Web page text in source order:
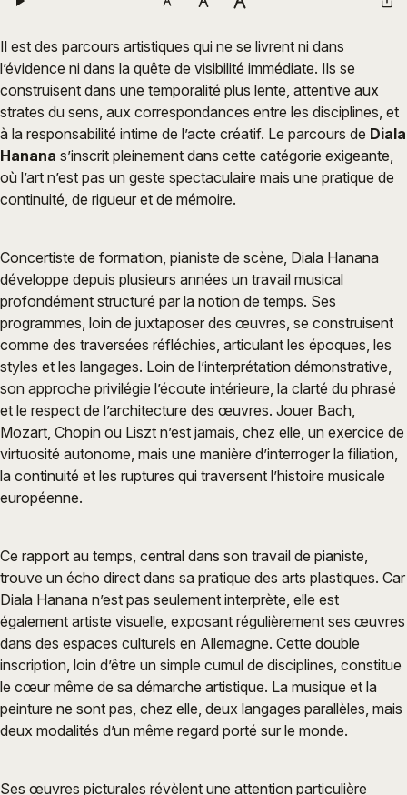
Il est des parcours artistiques qui ne se livrent ni dans
l’évidence ni dans la quête de visibilité immédiate. Ils se
construisent dans une temporalité plus lente, attentive aux
strates du sens, aux correspondances entre les disciplines, et
à la responsabilité intime de l’acte créatif. Le parcours de Diala
Hanana s’inscrit pleinement dans cette catégorie exigeante,
où l’art n’est pas un geste spectaculaire mais une pratique de
continuité, de rigueur et de mémoire.
Concertiste de formation, pianiste de scène, Diala Hanana
développe depuis plusieurs années un travail musical
profondément structuré par la notion de temps. Ses
programmes, loin de juxtaposer des œuvres, se construisent
comme des traversées réfléchies, articulant les époques, les
styles et les langages. Loin de l’interprétation démonstrative,
son approche privilégie l’écoute intérieure, la clarté du phrasé
et le respect de l’architecture des œuvres. Jouer Bach,
Mozart, Chopin ou Liszt n’est jamais, chez elle, un exercice de
virtuosité autonome, mais une manière d’interroger la filiation,
la continuité et les ruptures qui traversent l’histoire musicale
européenne.
Ce rapport au temps, central dans son travail de pianiste,
trouve un écho direct dans sa pratique des arts plastiques. Car
Diala Hanana n’est pas seulement interprète, elle est
également artiste visuelle, exposant régulièrement ses œuvres
dans des espaces culturels en Allemagne. Cette double
inscription, loin d’être un simple cumul de disciplines, constitue
le cœur même de sa démarche artistique. La musique et la
peinture ne sont pas, chez elle, deux langages parallèles, mais
deux modalités d’un même regard porté sur le monde.
Ses œuvres picturales révèlent une attention particulière